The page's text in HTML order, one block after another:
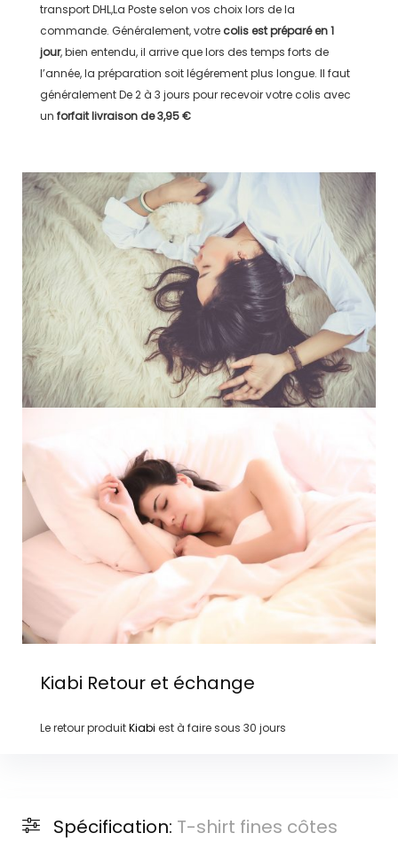
transportDHL,La Posteselon vos choix lors de la
commande. Généralement, votre colis est préparé en1
jour, bien entendu, il arrive que lors des temps forts de
l’année, la préparation soit légérement plus longue. Il faut
généralementDe 2 à 3 jours pour recevoir votre colis avec
un forfait livraison de3,95 €
Kiabi Retour et échange
Le retour produitKiabi est à faire sous 30 jours
Spécification: T-shirt fines côtes